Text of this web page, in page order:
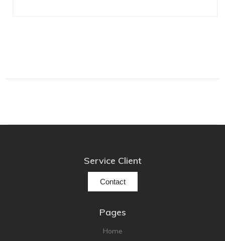
Service Client
Contact
Pages
Home